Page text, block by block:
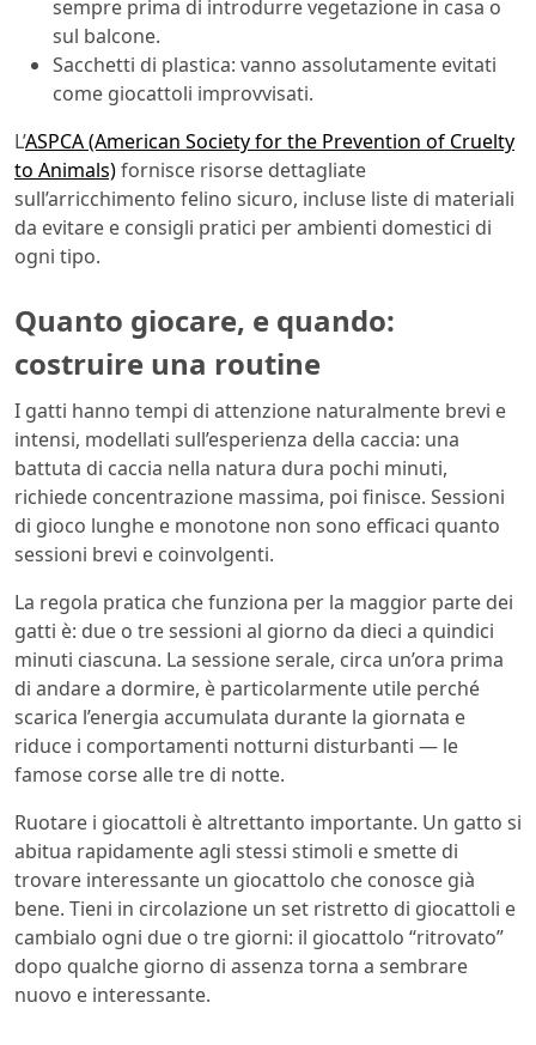
sempre prima di introdurre vegetazione in casa o
sul balcone.
Sacchetti di plastica: vanno assolutamente evitati
come giocattoli improvvisati.
L’ASPCA (American Society for the Prevention of Cruelty
to Animals)fornisce risorse dettagliate
sull’arricchimento felino sicuro, incluse liste di materiali
da evitare e consigli pratici per ambienti domestici di
ogni tipo.
Quanto giocare, e quando:
costruire una routine
I gatti hanno tempi di attenzione naturalmente brevi e
intensi, modellati sull’esperienza della caccia: una
battuta di caccia nella natura dura pochi minuti,
richiede concentrazione massima, poi finisce. Sessioni
di gioco lunghe e monotone non sono efficaci quanto
sessioni brevi e coinvolgenti.
La regola pratica che funziona per la maggior parte dei
gatti è: due o tre sessioni al giorno da dieci a quindici
minuti ciascuna. La sessione serale, circa un’ora prima
di andare a dormire, è particolarmente utile perché
scarica l’energia accumulata durante la giornata e
riduce i comportamenti notturni disturbanti — le
famose corse alle tre di notte.
Ruotare i giocattoli è altrettanto importante. Un gatto si
abitua rapidamente agli stessi stimoli e smette di
trovare interessante un giocattolo che conosce già
bene. Tieni in circolazione un set ristretto di giocattoli e
cambialo ogni due o tre giorni: il giocattolo “ritrovato”
dopo qualche giorno di assenza torna a sembrare
nuovo e interessante.